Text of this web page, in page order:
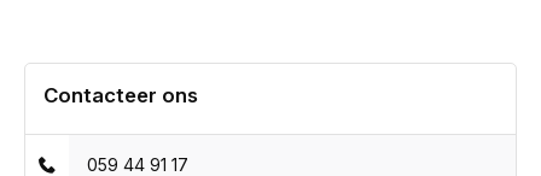
Contacteer ons
059 44 91 17